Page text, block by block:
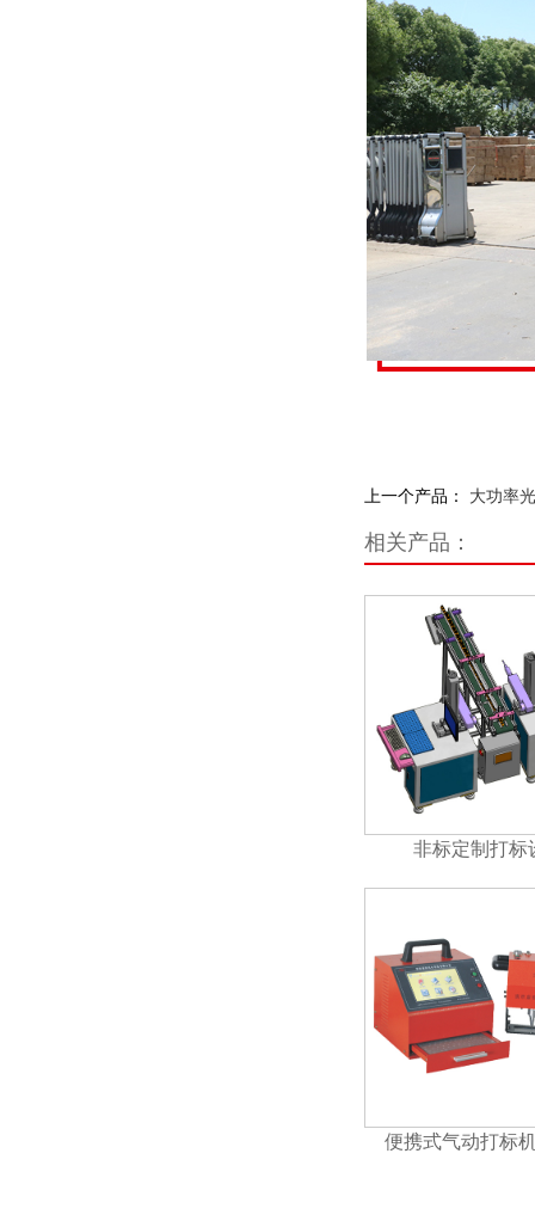
上一个产品： 大功率
相关产品：
非标定制打标
便携式气动打标